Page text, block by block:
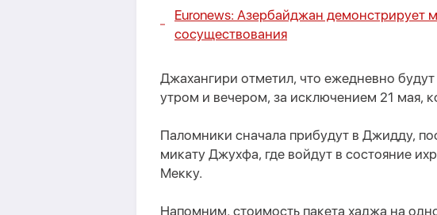
Euronews: Азербайджан демонстрирует
сосуществования
Джахангири отметил, что ежедневно
утром и вечером, за исключением 21 мая,
Паломники сначала прибудут в Джидду,
микату Джухфа, где войдут в состояние
Мекку.
Напомним, стоимость пакета хаджа на